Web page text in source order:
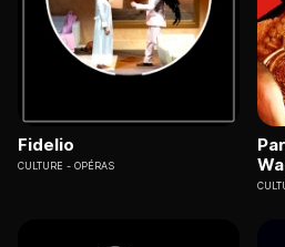
Fidelio
CULTURE OPÉRAS